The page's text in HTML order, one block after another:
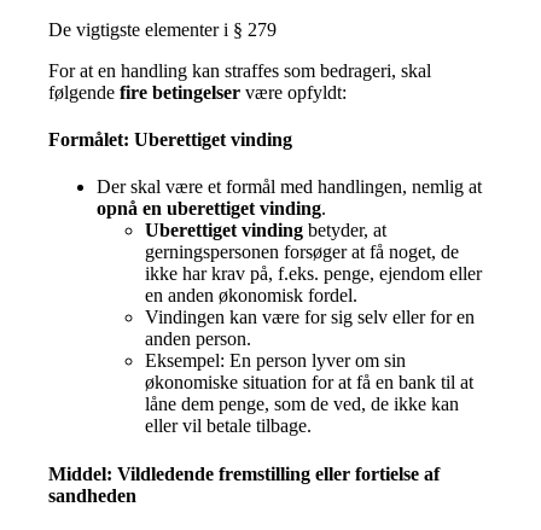
De vigtigste elementer i § 279
For at en handling kan straffes som bedrageri, skal
følgendefire betingelser være opfyldt:
Formålet: Uberettiget vinding
Der skal være et formål med handlingen, nemlig at
opnå en uberettiget vinding.
Uberettiget vinding betyder, at
gerningspersonen forsøger at få noget, de
ikke har krav på, f.eks. penge, ejendom eller
en anden økonomisk fordel.
Vindingen kan være for sig selv eller for en
anden person.
Eksempel: En person lyver om sin
økonomiske situation for at få en bank til at
låne dem penge, som de ved, de ikke kan
eller vil betale tilbage.
Middel: Vildledende fremstilling eller fortielse af
sandheden